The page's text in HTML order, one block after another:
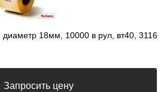
диаметр 18мм, 10000 в рул, вт40, 3116
Запросить цену